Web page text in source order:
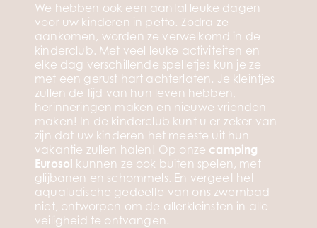
We hebben ook een aantal leuke dagen
voor uw kinderen in petto. Zodra ze
aankomen, worden ze verwelkomd in de
kinderclub. Met veel leuke activiteiten en
elke dag verschillende spelletjes kun je ze
met een gerust hart achterlaten. Je kleintjes
zullen de tijd van hun leven hebben,
herinneringen maken en nieuwe vrienden
maken! In de kinderclub kunt u er zeker van
zijn dat uw kinderen het meeste uit hun
vakantie zullen halen! Op onze camping
Eurosol kunnen ze ook buiten spelen, met
glijbanen en schommels. En vergeet het
aqualudische gedeelte van ons zwembad
niet, ontworpen om de allerkleinsten in alle
veiligheid te ontvangen.